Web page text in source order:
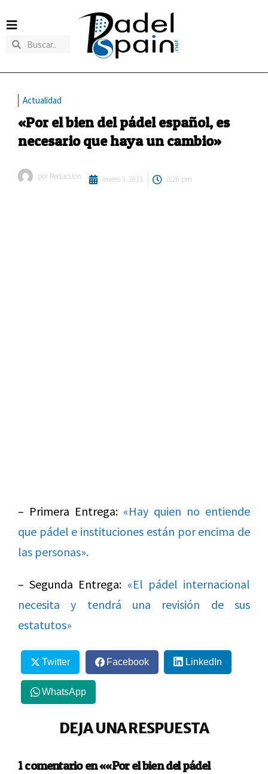
Actualidad
«Por el bien del pádel español, es
necesario que haya un cambio»
por Redaccion enero 3, 2013 8:26 pm
– Primera Entrega: «Hay quien no entiende
que pádel e instituciones están por encima de
las personas».
– Segunda Entrega: «El pádel internacional
necesita y tendrá una revisión de sus
estatutos»
Twitter Facebook LinkedIn
WhatsApp
DEJA UNA RESPUESTA
1 comentario en ««Por el bien del pádel